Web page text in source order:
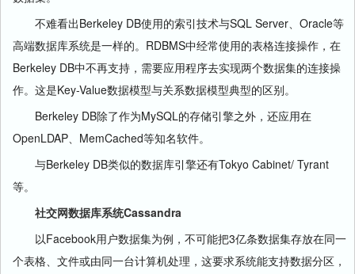
不难看出Berkeley DB使用的索引技术与SQL Server、Oracle等
高端数据库系统是一样的。RDBMS中经常使用的表格连接操作，在
Berkeley DB中不再支持，需要应用程序去实现两个数据集的连接操
作。这是Key-Value数据模型与关系数据模型典型的区别。
Berkeley DB除了作为MySQL的存储引擎之外，还应用在
OpenLDAP、MemCached等知名软件。
与Berkeley DB类似的数据库引擎还有Tokyo Cabinet/ Tyrant
等。
社交网数据库系统Cassandra
以Facebook用户数据集为例，不可能把3亿条数据集存放在同一
个表格、文件或由同一台计算机处理，这要求系统能支持数据分区，